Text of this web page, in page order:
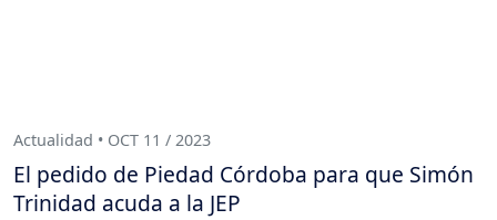
Actualidad • OCT 11 / 2023
El pedido de Piedad Córdoba para que Simón
Trinidad acuda a la JEP